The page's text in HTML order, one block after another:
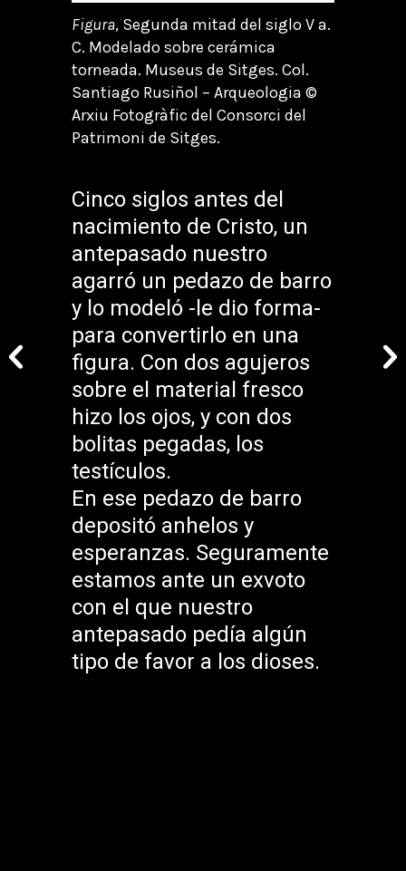
Figura, Segunda mitad del siglo V a.
C. Modelado sobre cerámica
torneada. Museus de Sitges. Col.
Santiago Rusiñol – Arqueologia ©
Arxiu Fotogràfic del Consorci del
Patrimoni de Sitges.
Cinco siglos antes del
nacimiento de Cristo, un
antepasado nuestro
agarró un pedazo de barro
y lo modeló -le dio forma-
para convertirlo en una
figura. Con dos agujeros
sobre el material fresco
hizo los ojos, y con dos
bolitas pegadas, los
testículos.
En ese pedazo de barro
depositó anhelos y
esperanzas. Seguramente
estamos ante un exvoto
con el que nuestro
antepasado pedía algún
tipo de favor a los dioses.